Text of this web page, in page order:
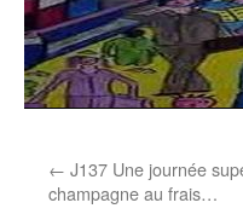
← J137 Une journée
champagne au frais…